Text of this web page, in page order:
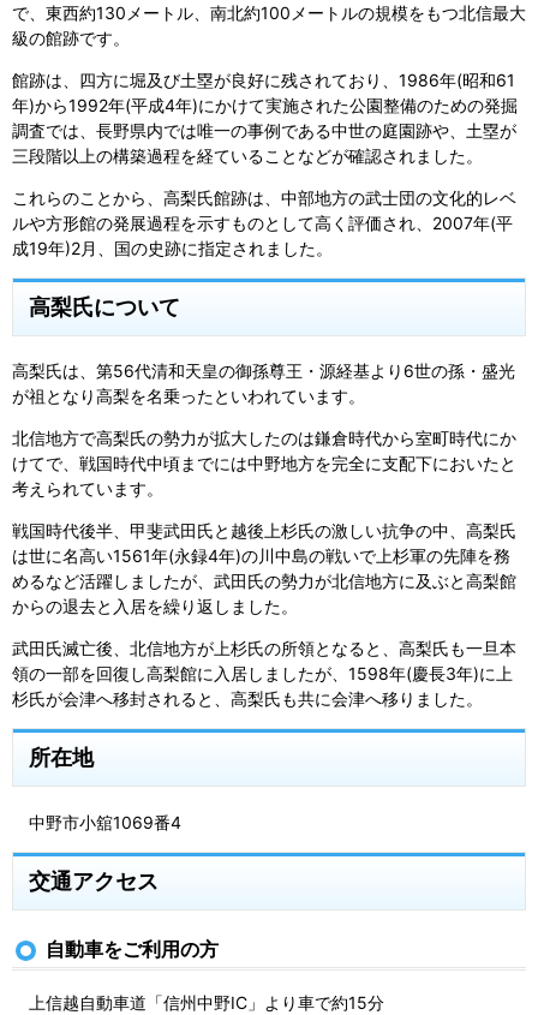
で、東西約130メートル、南北約100メートルの規模をもつ北信最大
級の館跡です。
館跡は、四方に堀及び土塁が良好に残されており、1986年(昭和61
年)から1992年(平成4年)にかけて実施された公園整備のための発掘
調査では、長野県内では唯一の事例である中世の庭園跡や、土塁が
三段階以上の構築過程を経ていることなどが確認されました。
これらのことから、高梨氏館跡は、中部地方の武士団の文化的レベ
ルや方形館の発展過程を示すものとして高く評価され、2007年(平
成19年)2月、国の史跡に指定されました。
高梨氏について
高梨氏は、第56代清和天皇の御孫尊王・源経基より6世の孫・盛光
が祖となり高梨を名乗ったといわれています。
北信地方で高梨氏の勢力が拡大したのは鎌倉時代から室町時代にか
けてで、戦国時代中頃までには中野地方を完全に支配下においたと
考えられています。
戦国時代後半、甲斐武田氏と越後上杉氏の激しい抗争の中、高梨氏
は世に名高い1561年(永録4年)の川中島の戦いで上杉軍の先陣を務
めるなど活躍しましたが、武田氏の勢力が北信地方に及ぶと高梨館
からの退去と入居を繰り返しました。
武田氏滅亡後、北信地方が上杉氏の所領となると、高梨氏も一旦本
領の一部を回復し高梨館に入居しましたが、1598年(慶長3年)に上
杉氏が会津へ移封されると、高梨氏も共に会津へ移りました。
所在地
中野市小舘1069番4
交通アクセス
自動車をご利用の方
上信越自動車道「信州中野IC」より車で約15分